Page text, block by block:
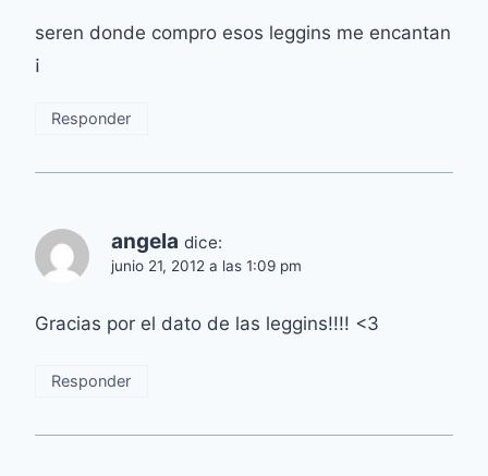
seren donde compro esos leggins me encantan
¡
Responder
angela dice:
junio 21, 2012 a las 1:09 pm
Gracias por el dato de las leggins!!!! <3
Responder